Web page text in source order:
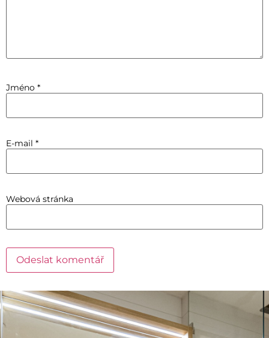
Jméno *
E-mail *
Webová stránka